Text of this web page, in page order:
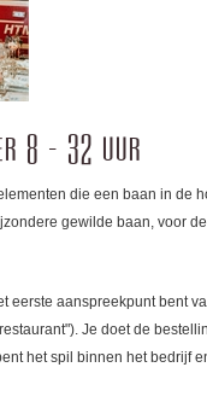
8 - 32 uur
die een baan in de
gewilde baan, voor
eerste aanspreekpunt bent
Je doet de
het spil binnen het bedrijf